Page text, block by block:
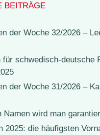
BEITRÄGE
der Woche 32/2026 –
für schwedisch-deutsche
der Woche 31/2026 –
Namen wird man
2025: die häufigsten